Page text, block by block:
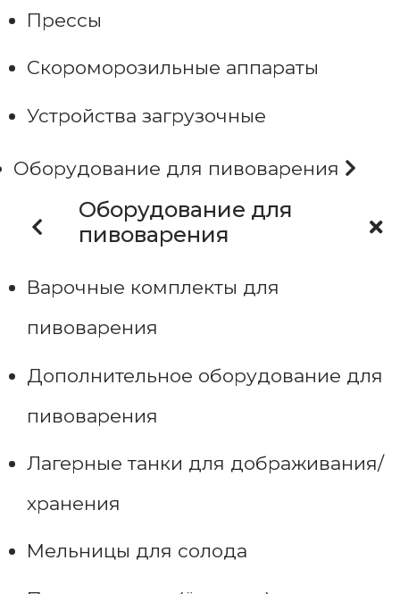
Прессы
Скороморозильные аппараты
Устройства загрузочные
Оборудование для пивоварения
Оборудование для
пивоварения
Варочные комплекты для
пивоварения
Дополнительное оборудование для
пивоварения
Лагерные танки для дображивания/
хранения
Мельницы для солода